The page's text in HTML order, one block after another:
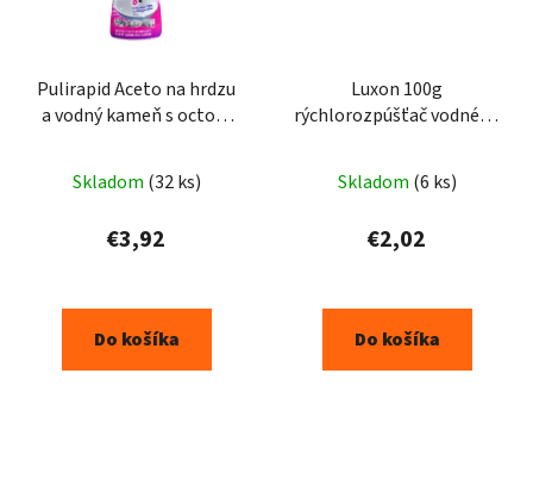
Pulirapid Aceto na hrdzu
a vodný kameň s octom
Skladom (32 ks)
€3,92
Do košíka
Luxon 100g
rýchlorozpúšťač vodného
Skladom (6 ks)
€2,02
Do košíka